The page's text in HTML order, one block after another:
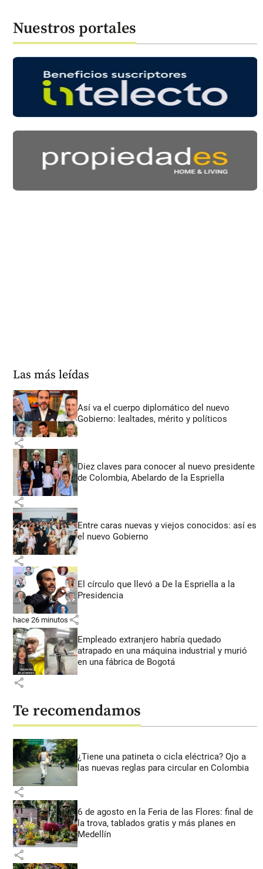
Nuestros portales
Las más leídas
Así va el cuerpo diplomático del nuevo
Gobierno: lealtades, mérito y políticos
share
Diez claves para conocer al nuevo presidente
de Colombia, Abelardo de la Espriella
share
Entre caras nuevas y viejos conocidos: así es
el nuevo Gobierno
share
El círculo que llevó a De la Espriella a la
Presidencia
hace 26 minutos share
Empleado extranjero habría quedado
atrapado en una máquina industrial y murió
en una fábrica de Bogotá
share
Te recomendamos
¿Tiene una patineta o cicla eléctrica? Ojo a
las nuevas reglas para circular en Colombia
share
6 de agosto en la Feria de las Flores: final de
la trova, tablados gratis y más planes en
Medellín
share